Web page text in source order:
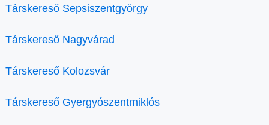
Társkereső Sepsiszentgyörgy
Társkereső Nagyvárad
Társkereső Kolozsvár
Társkereső Gyergyószentmiklós